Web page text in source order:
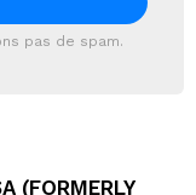
pas de spam.
(FORMERLY